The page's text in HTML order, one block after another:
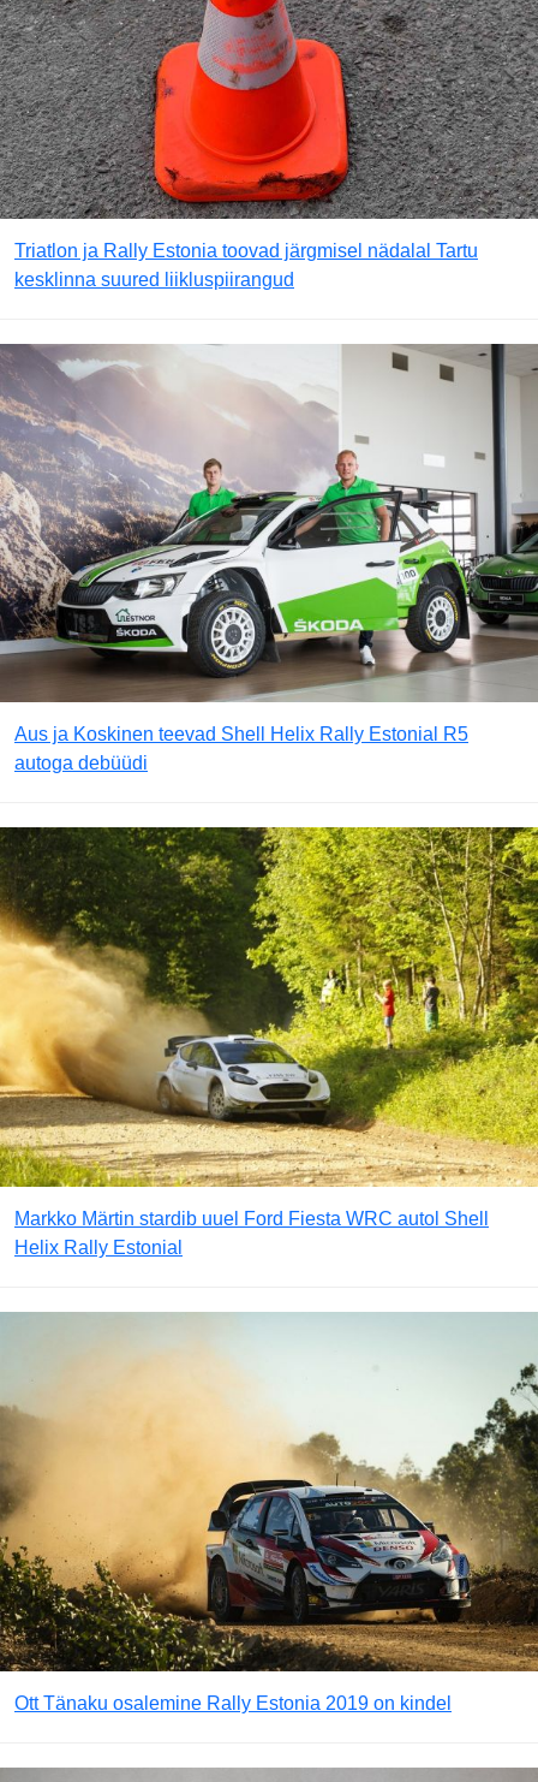
Triatlon ja Rally Estonia toovad järgmisel nädalal Tartu
kesklinna suured liikluspiirangud
Aus ja Koskinen teevad Shell Helix Rally Estonial R5
autoga debüüdi
Markko Märtin stardib uuel Ford Fiesta WRC autol Shell
Helix Rally Estonial
Ott Tänaku osalemine Rally Estonia 2019 on kindel